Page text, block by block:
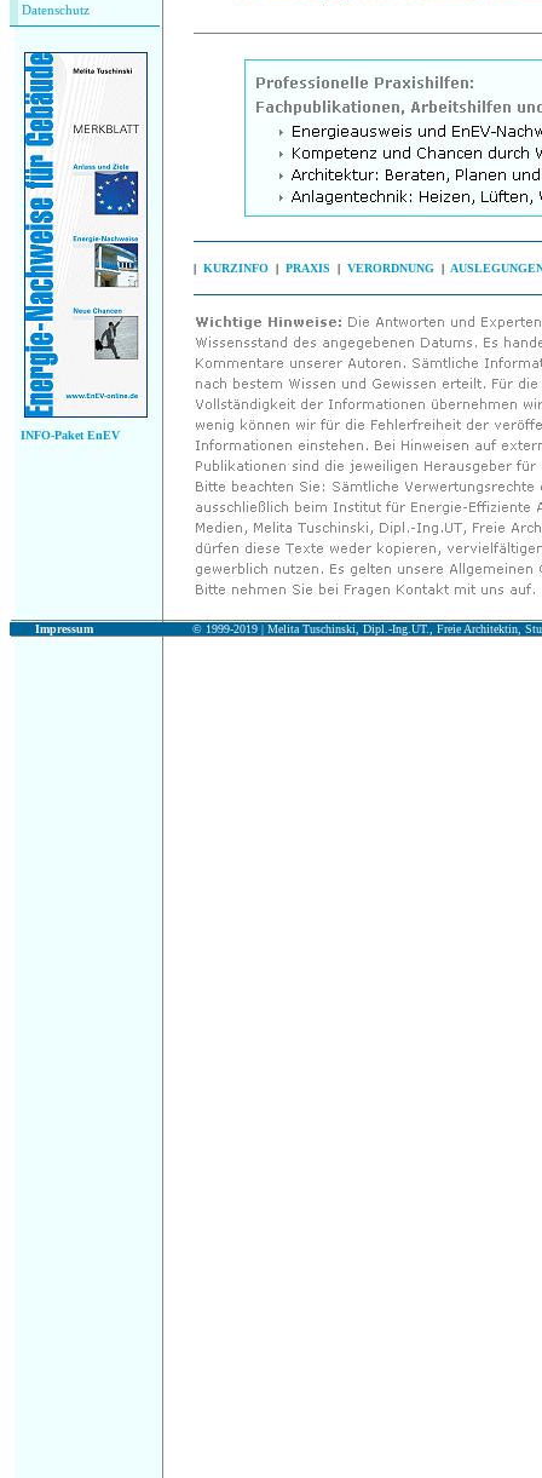
Datenschutz
INFO-Paket EnEV
| KURZINFO | PRAXIS | VERORDNUNG |
Impressum © 1999-2019 | Melita Tuschinski, Dipl.-Ing.UT., Freie Architektin,